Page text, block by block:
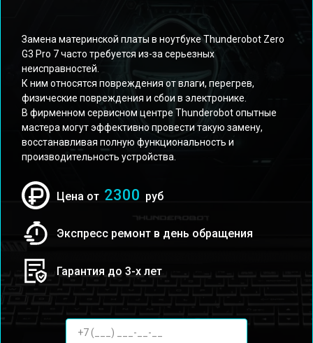
Замена материнской платы в ноутбуке Thunderobot Zero
G3 Pro 7 часто требуется из-за серьезных
неисправностей.
К ним относятся повреждения от влаги, перегрев,
физические повреждения и сбои в электронике.
В фирменном сервисном центре Thunderobot опытные
мастера могут эффективно провести такую замену,
восстанавливая полную функциональность и
производительность устройства.
Цена от 2300 руб
Экспресс ремонт в день обращения
Гарантия до 3-х лет